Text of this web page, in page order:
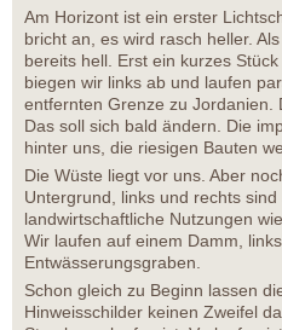
Am Horizont ist ein erster
bricht an, es wird rasch heller.
bereits hell. Erst ein kurzes
biegen wir links ab und laufen
entfernten Grenze zu Jordanien.
Das soll sich bald ändern. Die
hinter uns, die riesigen Bauten
Die Wüste liegt vor uns. Aber
Untergrund, links und rechts
landwirtschaftliche Nutzungen
Wir laufen auf einem Damm,
Entwässerungsgraben.
Schon gleich zu Beginn lassen
Hinweisschilder keinen Zweifel